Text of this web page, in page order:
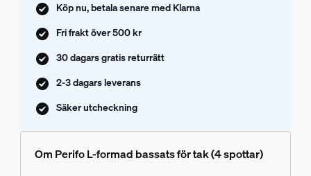
Köp nu, betala senare med Klarna
Fri frakt över 500 kr
30 dagars gratis returrätt
2-3 dagars leverans
Säker utcheckning
Om Perifo L-formad bassats för tak (4 spottar)